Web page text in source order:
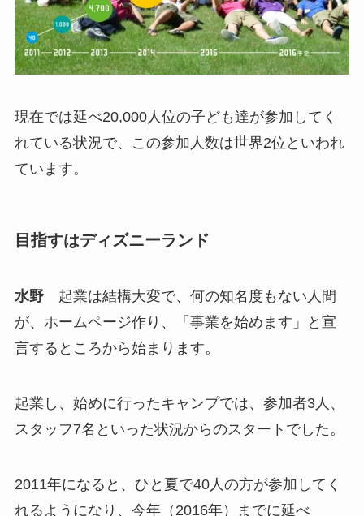
現在では延べ20,000人位の子ども達が参加してく
れている状況で、この参加人数は世界2位といわれ
ています。
目指すはディズニーランド
水野起業は結構大変で、何の知名度もない人間
が、ホームページ作り、「事業を始めます」と宣
言するところから始まります。
起業し、始めに行ったキャンプでは、参加者3人、
スタッフ7名といった状況からのスタートでした。
2011年になると、ひと夏で40人の方が参加してく
れるようになり、今年（2016年）までに延べ